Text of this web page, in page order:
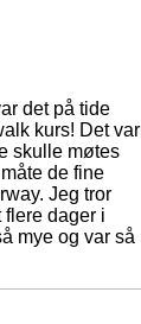
det på tide
kurs! Det var
skulle møtes
de fine
Jeg tror
flere dager i
mye og var så